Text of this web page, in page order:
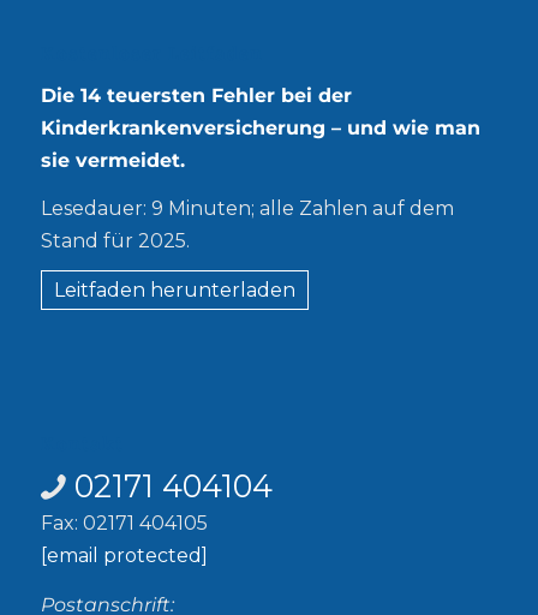
Die 14 teuersten Fehler bei der
Kinderkrankenversicherung – und wie man
sie vermeidet.
Lesedauer: 9 Minuten; alle Zahlen auf dem
Stand für 2025.
Leitfaden herunterladen
02171 404104
Fax: 02171 404105
[email protected]
Postanschrift: